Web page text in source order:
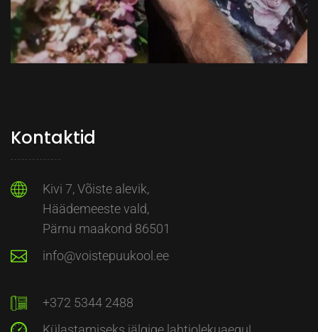
Kontaktid
Kivi 7, Võiste alevik,
Häädemeeste vald,
Pärnu maakond 86501
info@voistepuukool.ee
+372 5344 2488